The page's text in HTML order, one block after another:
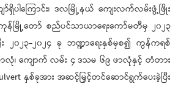
ရှိပါကြောင်း၊ ဒလမြို့နယ် ကျေးလက်လမ်းဖွံ့ဖြိုး
န်ကုန်မြို့တော် စည်ပင်သာယာရေးကော်မတီမှ ၂၀၂၃
း ၂၀၂၃-၂၀၂၄ ခု ဘဏ္ဍာရေးနှစ်မှစ၍ ကွန်ကရစ်
လုံ၊ ကျောက် လမ်း ၄ ဒသမ ၆၉ ဖာလုံနှင့် တံတား
နှစ်ခုအား အဆင့်မြှင့်တင်ဆောင်ရွက်ပေးခဲ့ပြီး